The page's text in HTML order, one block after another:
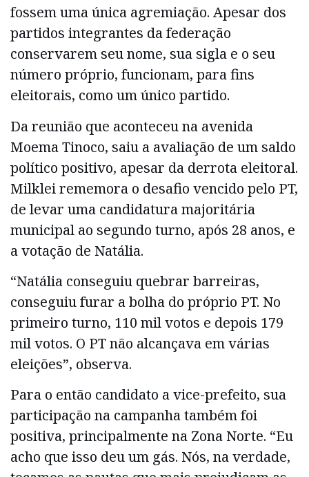
fossem uma única agremiação. Apesar dos
partidos integrantes da federação
conservarem seu nome, sua sigla e o seu
número próprio, funcionam, para fins
eleitorais, como um único partido.
Da reunião que aconteceu na avenida
Moema Tinoco, saiu a avaliação de um saldo
político positivo, apesar da derrota eleitoral.
Milklei rememora o desafio vencido pelo PT,
de levar uma candidatura majoritária
municipal ao segundo turno, após 28 anos, e
a votação de Natália.
“Natália conseguiu quebrar barreiras,
conseguiu furar a bolha do próprio PT. No
primeiro turno, 110 mil votos e depois 179
mil votos. O PT não alcançava em várias
eleições”, observa.
Para o então candidato a vice-prefeito, sua
participação na campanha também foi
positiva, principalmente na Zona Norte. “Eu
acho que isso deu um gás. Nós, na verdade,